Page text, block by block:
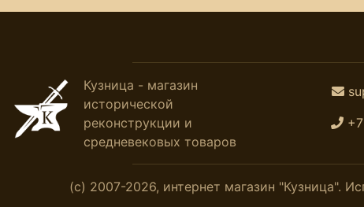
Кузница - магазин
исторической
реконструкции и
средневековых товаров
(с) 2007-2026, интернет магазин "Кузница".